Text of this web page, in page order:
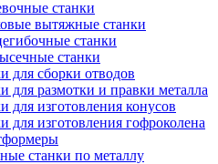
станки
вытяжные станки
станки
станки
для сборки отводов
для размотки и правки металла
для изготовления конусов
для изготовления гофроколена
станки по металлу